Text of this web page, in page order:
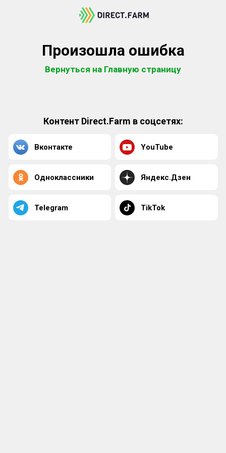
Произошла ошибка
Вернуться на Главную страницу
Контент Direct.Farm в соцсетях:
Вконтакте YouTube
Одноклассники Яндекс.Дзен
Telegram TikTok